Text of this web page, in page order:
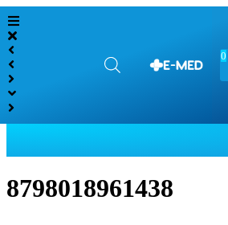
0
8798018961438